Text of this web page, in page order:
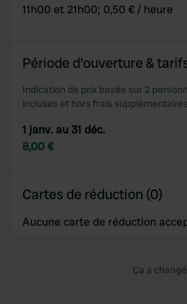
11h00 et 21h00; 0,50 € / heure
Période d'ouverture &
Indication de prix basée sur 2
incluses et hors frais
1 janv. au 31 déc.
8,00 €
Cartes de réduction (0)
Aucune carte de réduction
Ça a